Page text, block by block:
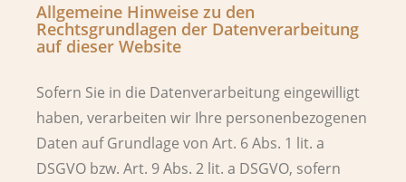
Allgemeine Hinweise zu den
Rechtsgrundlagen der Datenverarbeitung
auf dieser Website
Sofern Sie in die Datenverarbeitung eingewilligt
haben, verarbeiten wir Ihre personenbezogenen
Daten auf Grundlage von Art. 6 Abs. 1 lit. a
DSGVO bzw. Art. 9 Abs. 2 lit. a DSGVO, sofern